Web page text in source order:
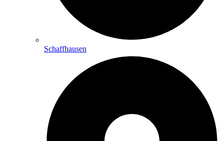
Schaffhausen